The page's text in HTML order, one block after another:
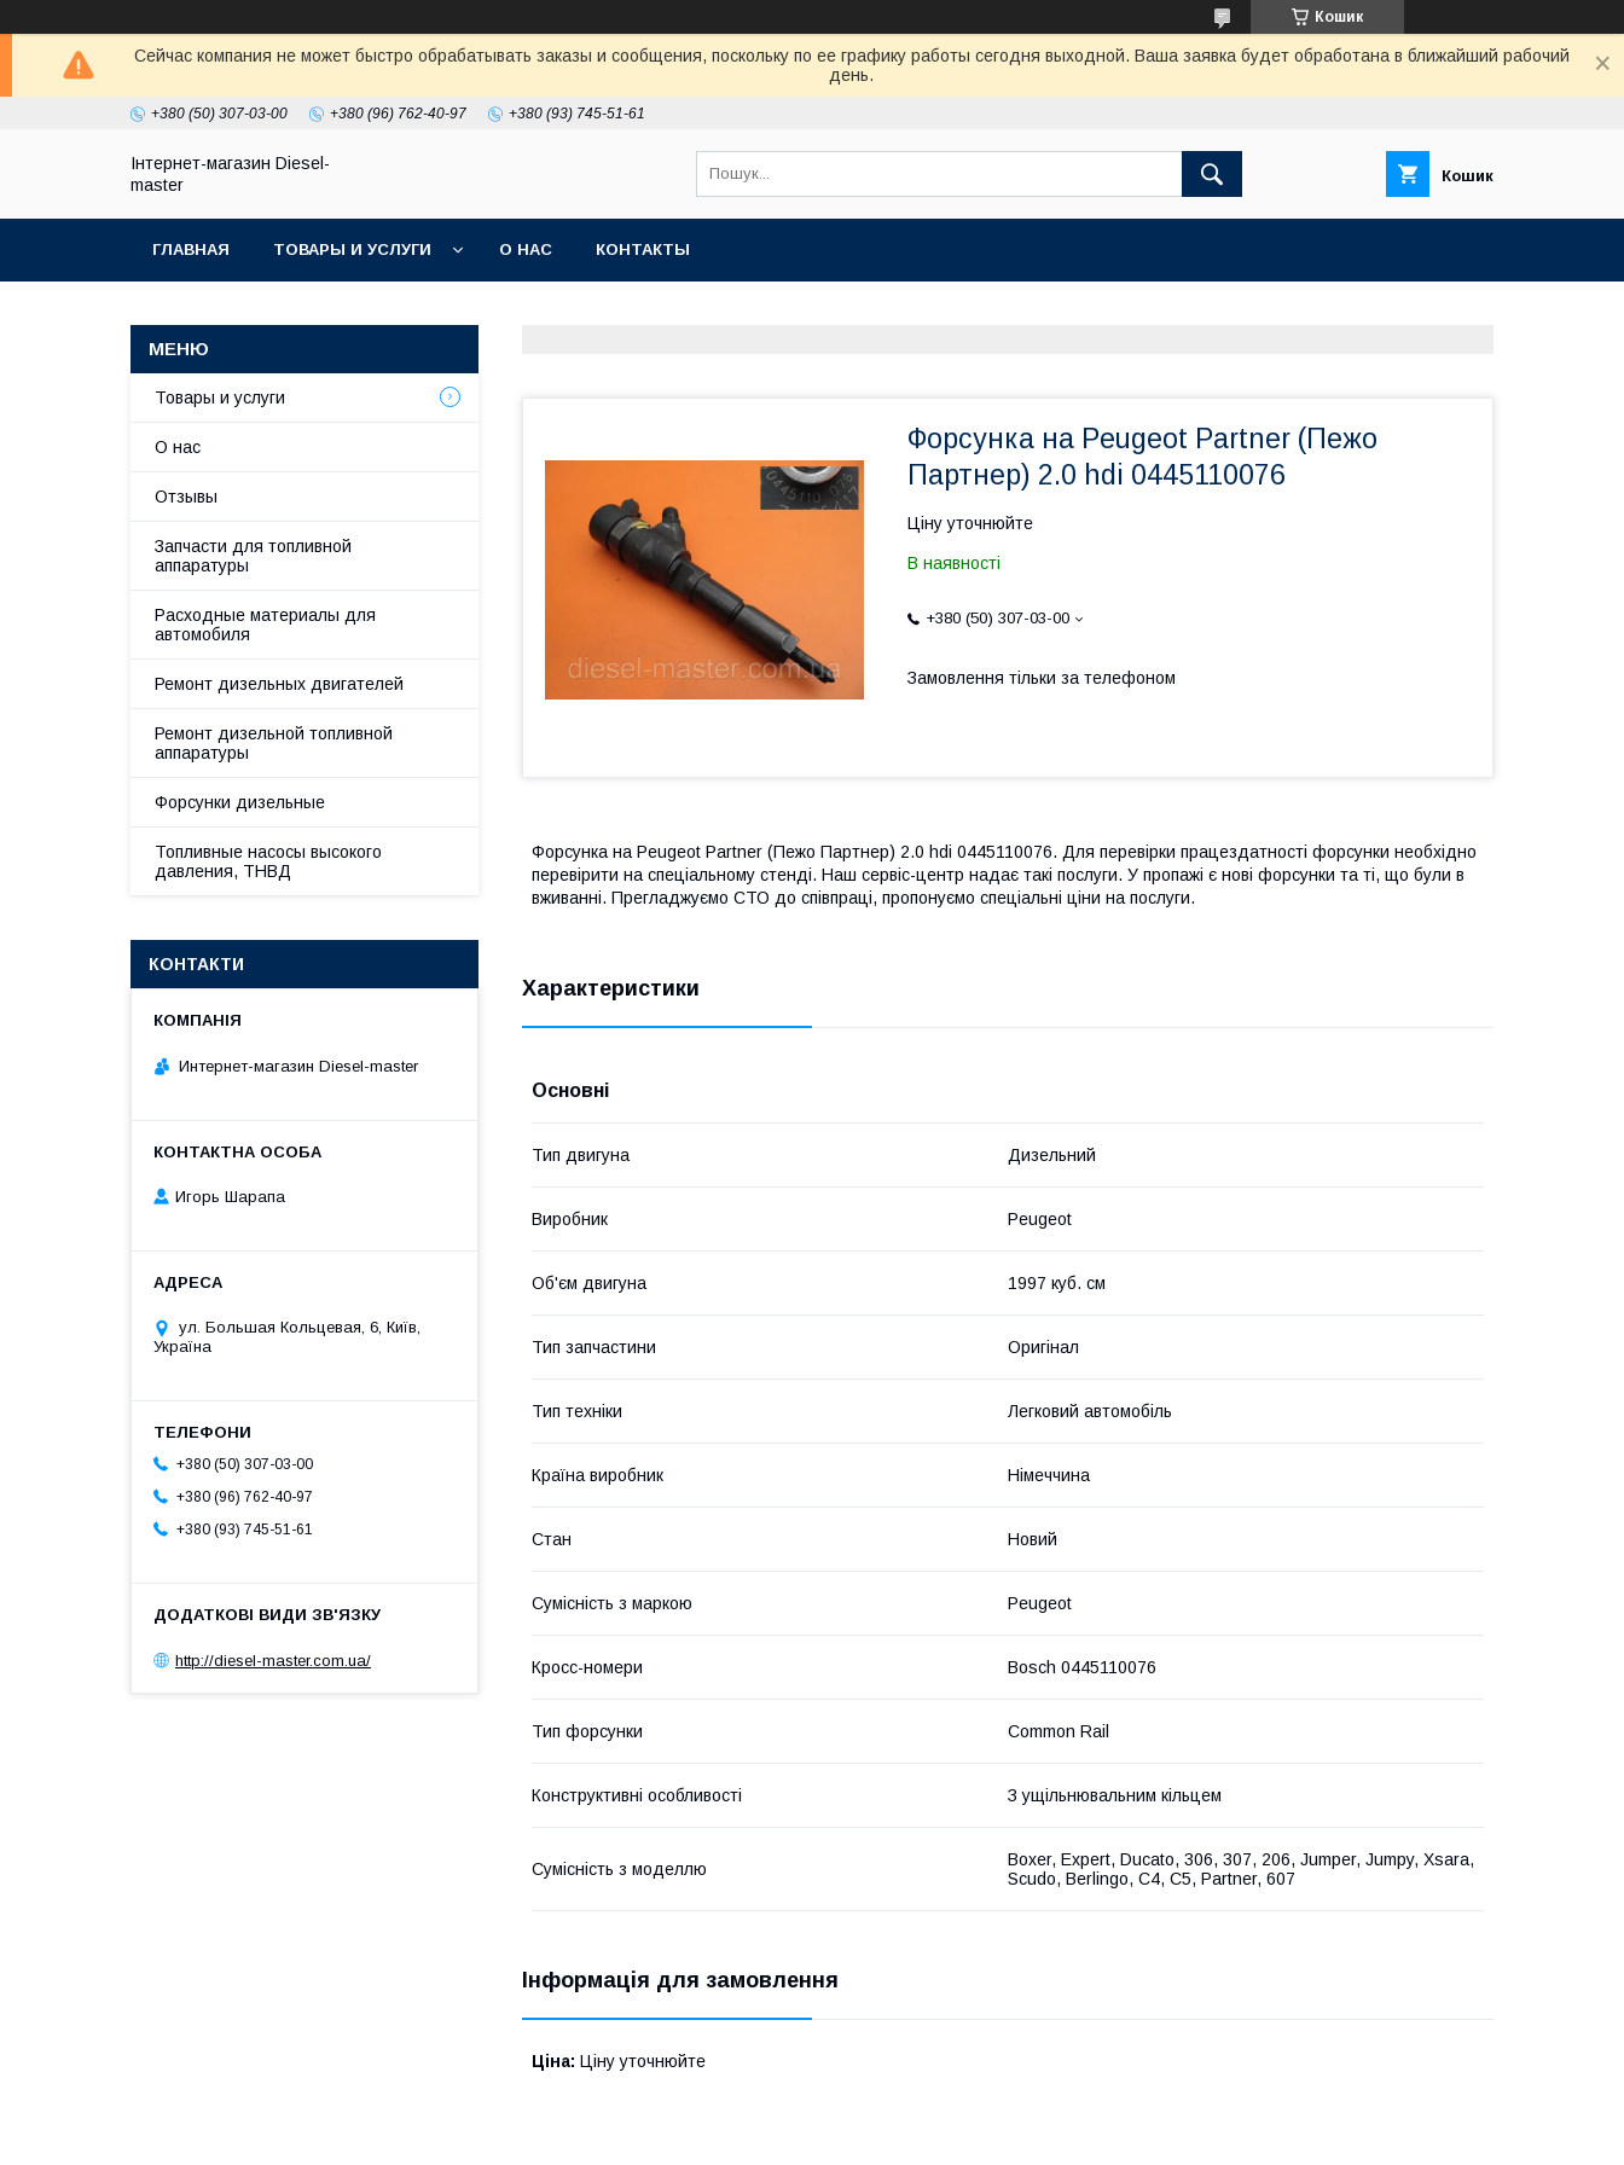
Кошик
Сейчас компания не может быстро обрабатывать заказы и сообщения, поскольку по ее графику работы сегодня выходной. Ваша заявка будет обработана в ближайший рабочий
день.
+380 (50) 307-03-00 +380 (96) 762-40-97 +380 (93) 745-51-61
Інтернет-магазин Diesel-
master
Кошик
ГЛАВНАЯ ТОВАРЫ И УСЛУГИ О НАС КОНТАКТЫ
Форсунка на Peugeot Partner (Пежо
Партнер) 2.0 hdi 0445110076
Ціну уточнюйте
В наявності
+380 (50) 307-03-00
Замовлення тільки за телефоном
Форсунка на Peugeot Partner (Пежо Партнер) 2.0 hdi 0445110076. Для перевірки працездатності форсунки необхідно
перевірити на спеціальному стенді. Наш сервіс-центр надає такі послуги. У пропажі є нові форсунки та ті, що були в
вживанні. Прегладжуємо СТО до співпраці, пропонуємо спеціальні ціни на послуги.
Характеристики
Основні
Тип двигуна Дизельний
Виробник Peugeot
Об'єм двигуна 1997 куб. см
Тип запчастини Оригінал
Тип техніки Легковий автомобіль
Країна виробник Німеччина
Стан Новий
Сумісність з маркою Peugeot
Кросс-номери Bosch 0445110076
Тип форсунки Common Rail
Конструктивні особливості З ущільнювальним кільцем
Сумісність з моделлю
Boxer, Expert, Ducato, 306, 307, 206, Jumper, Jumpy, Xsara,
Scudo, Berlingo, C4, C5, Partner, 607
Інформація для замовлення
Ціна: Ціну уточнюйте
Товары и услуги
О нас
Отзывы
Запчасти для топливной
аппаратуры
Расходные материалы для
автомобиля
Ремонт дизельных двигателей
Ремонт дизельной топливной
аппаратуры
Форсунки дизельные
Топливные насосы высокого
давления, ТНВД
КОНТАКТИ
Интернет-магазин Diesel-master
Игорь Шарапа
ул. Большая Кольцевая, 6, Київ,
Україна
+380 (50) 307-03-00
+380 (96) 762-40-97
+380 (93) 745-51-61
http://diesel-master.com.ua/